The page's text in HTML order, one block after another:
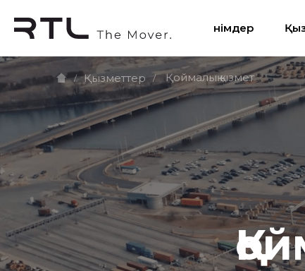
Өнімдер
/ Қызметтер / Қоймалық қызмет